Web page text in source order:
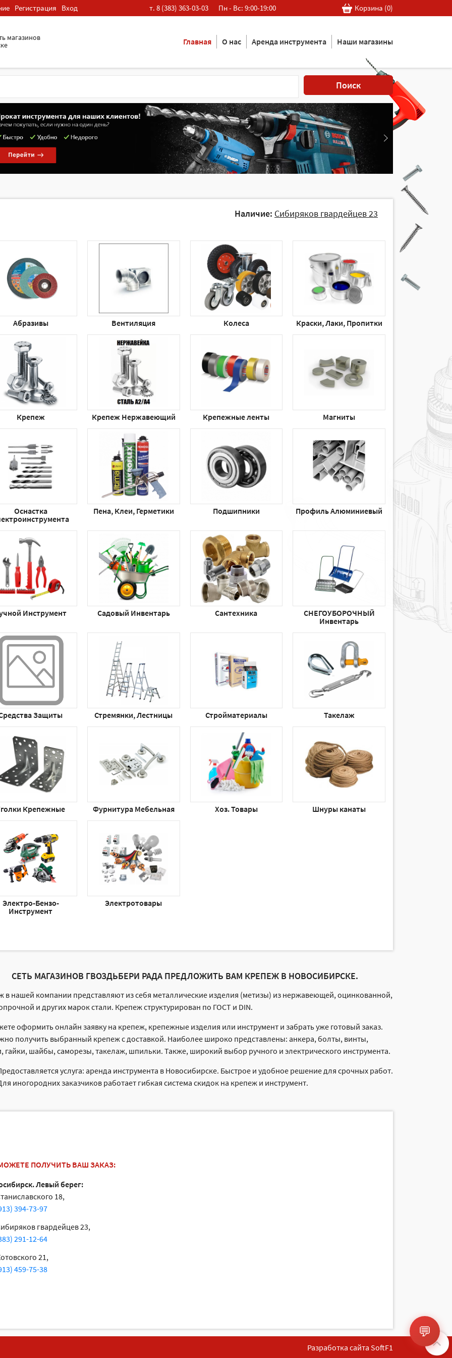
Регистрация Вход т. 8 (383) 363-03-03 Пн - Вс: 9:00-19:00 Корзина (0)
магазинов
Главная О нас Аренда инструмента Наши магазины
Поиск
Наличие: Сибиряков гвардейцев 23
Абразивы Вентиляция Колеса Краски, Лаки, Пропитки
Крепеж Крепеж Нержавеющий Крепежные ленты Магниты
Оснастка
Пена, Клеи, Герметики Подшипники Профиль Алюминиевый
Инструмент Садовый Инвентарь Сантехника
СНЕГОУБОРОЧНЫЙ
Инвентарь
Защиты Стремянки, Лестницы Стройматериалы Такелаж
Крепежные Фурнитура Мебельная Хоз. Товары Шнуры канаты
Электро-Бензо-
Инструмент
Электротовары
СЕТЬ МАГАЗИНОВ ГВОЗДЬБЕРИ РАДА ПРЕДЛОЖИТЬ ВАМ КРЕПЕЖ В НОВОСИБИРСКЕ.
в нашей компании представляют из себя металлические изделия (метизы) из нержавеющей, оцинкованной,
и других марок стали. Крепеж структурирован по ГОСТ и DIN.
оформить онлайн заявку на крепеж, крепежные изделия или инструмент и забрать уже готовый заказ.
получить выбранный крепеж с доставкой. Наиболее широко представлены: анкера, болты, винты,
гайки, шайбы, саморезы, такелаж, шпильки. Также, широкий выбор ручного и электрического инструмента.
услуга: аренда инструмента в Новосибирске. Быстрое и удобное решение для срочных работ.
иногородних заказчиков работает гибкая система скидок на крепеж и инструмент.
ПОЛУЧИТЬ ВАШ ЗАКАЗ:
Левый берег:
18,
394-73-97
гвардейцев 23,
291-12-64
21,
459-75-38
Разработка сайта SoftF1
💬